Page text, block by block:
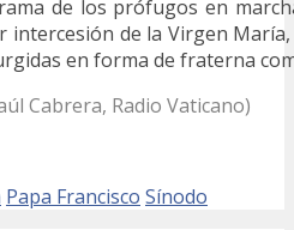
de los prófugos en
intercesión de la Virgen
en forma de fraterna
Cabrera, Radio Vaticano)
Papa Francisco Sínodo